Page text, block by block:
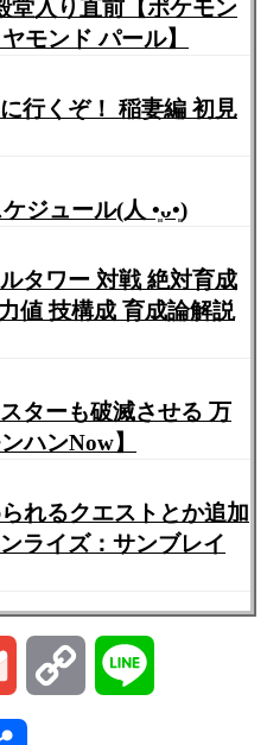
入り直前【ポケモン
モンド パール】
行くぞ！ 稲妻編 初見
ジュール(人 •͈ᴗ•͈)
タワー 対戦 絶対育成
値 技構成 育成論解説
ターも破滅させる 万
ハンNow】
れるクエストとか追加
ライズ：サンブレイ
Gmail Copy